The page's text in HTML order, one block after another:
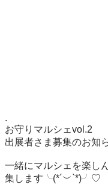
.
お守りマルシェvol.2
出展者さま募集のお知
一緒にマルシェを楽し
集します╰(*´︶`*)╯♡